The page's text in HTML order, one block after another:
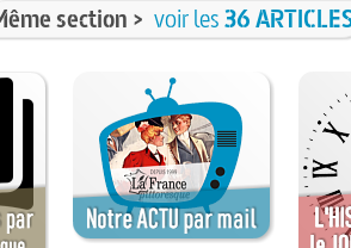
section > voir les36